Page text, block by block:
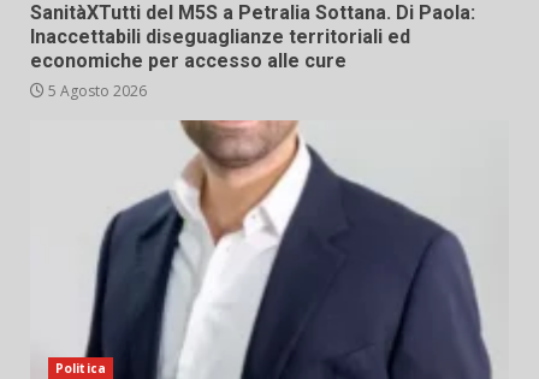
SanitàXTutti del M5S a Petralia Sottana. Di Paola:
Inaccettabili diseguaglianze territoriali ed
economiche per accesso alle cure
5 Agosto 2026
Politica